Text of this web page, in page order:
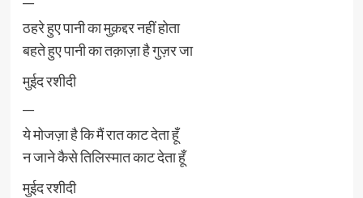
ठहरे हुए पानी का मुक़द्दर नहीं होता
बहते हुए पानी का तक़ाज़ा है गुज़र जा
मुईद रशीदी
ये मोजज़ा है कि मैं रात काट देता हूँ
न जाने कैसे तिलिस्मात काट देता हूँ
मुईद रशीदी